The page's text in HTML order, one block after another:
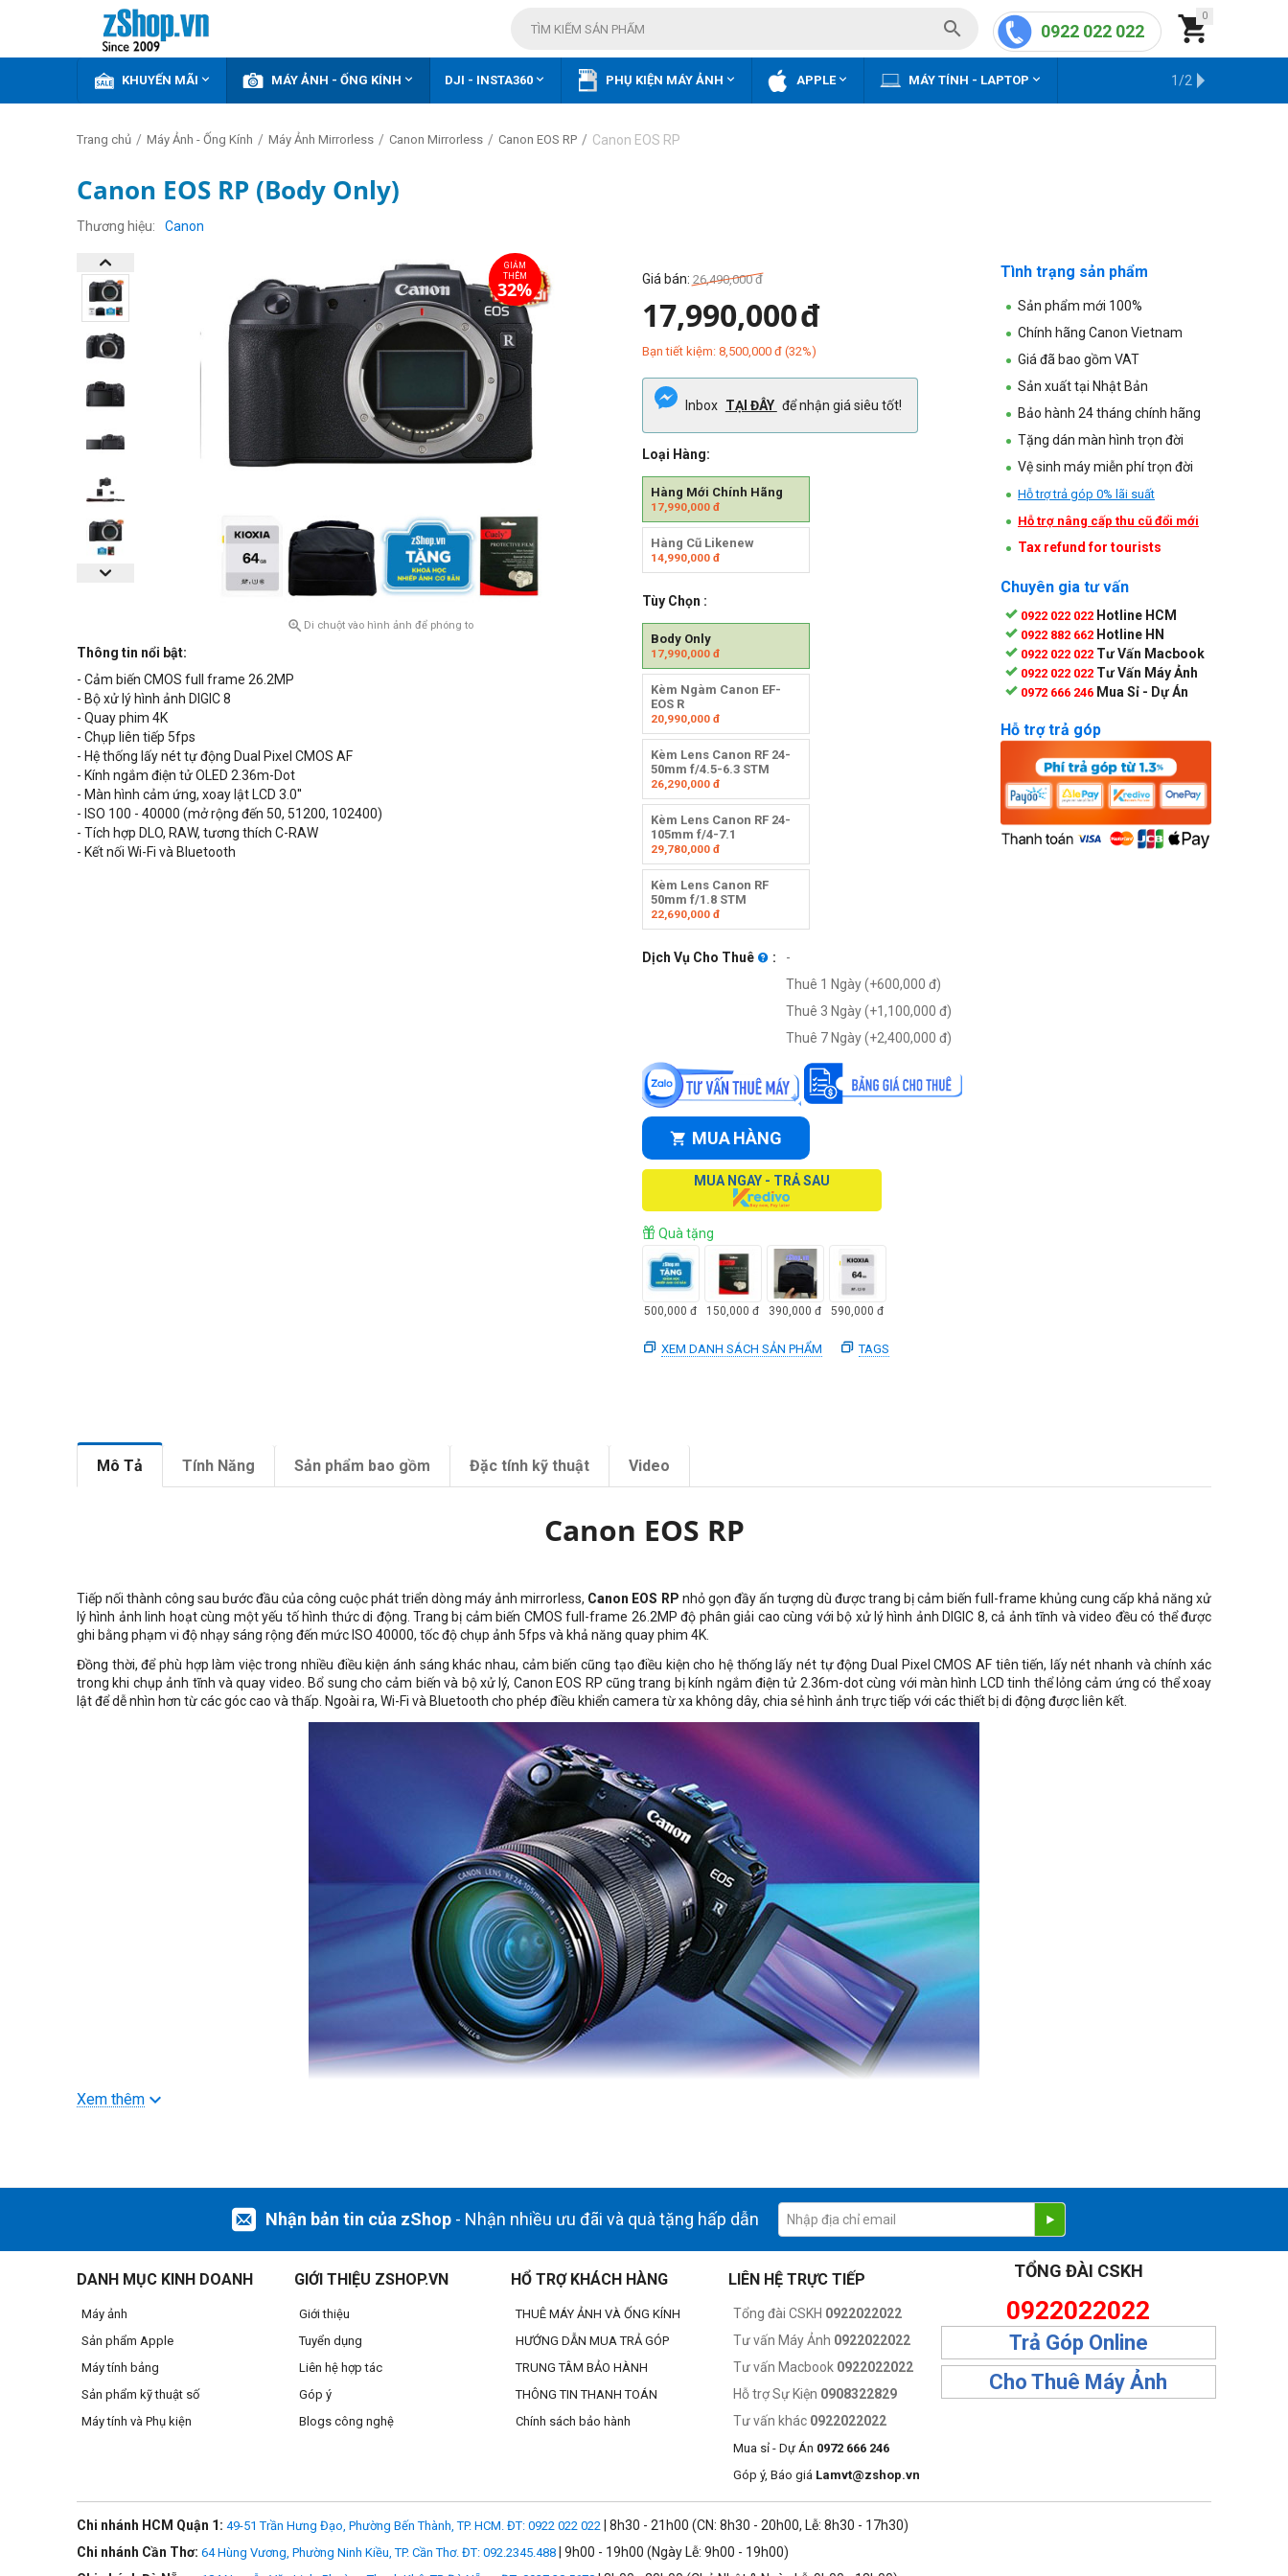
0

0922 022 022

KHUYẾN MÃI  MÁY ẢNH - ỐNG KÍNH  DJI - INSTA360  PHỤ KIỆN MÁY ẢNH  APPLE MÁY TÍNH - LAPTOP  KHO HÀNG CŨ
1/2
Trang chủ / Máy Ảnh - Ống Kính / Máy Ảnh Mirrorless / Canon Mirrorless / Canon EOS RP / Canon EOS RP
Canon EOS RP (Body Only)
Thương hiệu Canon
 Di chuột vào hình ảnh để phóng to
Thông tin nổi bật:
- Cảm biến CMOS full frame 26.2MP
- Bộ xử lý hình ảnh DIGIC 8
- Quay phim 4K
- Chụp liên tiếp 5fps
- Hệ thống lấy nét tự động Dual Pixel CMOS AF
- Kính ngắm điện tử OLED 2.36m-Dot
- Màn hình cảm ứng, xoay lật LCD 3.0''
- ISO 100 - 40000 (mở rộng đến 50, 51200, 102400)
- Tích hợp DLO, RAW, tương thích C-RAW
- Kết nối Wi-Fi và Bluetooth
Giá bán: 26,490,000 đ
17,990,000đ
Bạn tiết kiệm: 8,500,000đ(32%)
Inbox TẠI ĐÂY để nhận giá siêu tốt!
Loại Hàng:
Hàng Mới Chính Hãng
17,990,000đ
Hàng Cũ Likenew
14,990,000đ
Tùy Chọn :
Body Only
17,990,000đ
Kèm Ngàm Canon EF-
EOS R
20,990,000đ
Kèm Lens Canon RF 24-
50mm f/4.5-6.3 STM
26,290,000đ
Kèm Lens Canon RF 24-
105mm f/4-7.1
29,780,000đ
Kèm Lens Canon RF
50mm f/1.8 STM
22,690,000đ
Dịch Vụ Cho Thuê :
-
Thuê 1 Ngày (+600,000 đ)
Thuê 3 Ngày (+1,100,000 đ)
Thuê 7 Ngày (+2,400,000 đ)
MUA HÀNG
MUA NGAY - TRẢ SAU
Quà tặng
500,000 đ 150,000 đ 390,000 đ 590,000 đ
XEM DANH SÁCH SẢN PHẨM TAGS
Tình trạng sản phẩm
Sản phẩm mới 100%
Chính hãng Canon Vietnam
Giá đã bao gồm VAT
Sản xuất tại Nhật Bản
Bảo hành 24 tháng chính hãng
Tặng dán màn hình trọn đời
Vệ sinh máy miễn phí trọn đời
Hỗ trợ trả góp 0% lãi suất
Hỗ trợ nâng cấp thu cũ đổi mới
Tax refund for tourists
Chuyên gia tư vấn
0922 022 022 Hotline HCM
0922 882 662 Hotline HN
0922 022 022 Tư Vấn Macbook
0922 022 022 Tư Vấn Máy Ảnh
0972 666 246 Mua Sỉ - Dự Án
Hỗ trợ trả góp
Mô Tả Tính Năng Sản phẩm bao gồm Đặc tính kỹ thuật Video
Canon EOS RP
Tiếp nối thành công sau bước đầu của công cuộc phát triển dòng máy ảnh mirrorless, Canon EOS RP nhỏ gọn đầy ấn tượng dù được trang bị cảm biến full-frame khủng cung cấp khả năng xử
lý hình ảnh linh hoạt cùng một yếu tố hình thức di động. Trang bị cảm biến CMOS full-frame 26.2MP độ phân giải cao cùng với bộ xử lý hình ảnh DIGIC 8, cả ảnh tĩnh và video đều có thể được
ghi bằng phạm vi độ nhạy sáng rộng đến mức ISO 40000, tốc độ chụp ảnh 5fps và khả năng quay phim 4K.
Đồng thời, để phù hợp làm việc trong nhiều điều kiện ánh sáng khác nhau, cảm biến cũng tạo điều kiện cho hệ thống lấy nét tự động Dual Pixel CMOS AF tiên tiến, lấy nét nhanh và chính xác
trong khi chụp ảnh tĩnh và quay video. Bổ sung cho cảm biến và bộ xử lý, Canon EOS RP cũng trang bị kính ngắm điện tử 2.36m-dot cùng với màn hình LCD tinh thể lỏng cảm ứng có thể xoay
lật để dễ nhìn hơn từ các góc cao và thấp. Ngoài ra, Wi-Fi và Bluetooth cho phép điều khiển camera từ xa không dây, chia sẻ hình ảnh trực tiếp với các thiết bị di động được liên kết.
EOS RP có ngàm ống kính RF, đặc trưng của ngàm này là đường kính 54mm và khoảng cách vành sau 20mm, mở ra khả năng thiết kế các ống kính vừa nhanh vừa nhỏ hơn so với các ống SLR
tương đương. Ngàm kết hợp hệ thống giao tiếp điện tử 12-pin cho các khả năng lấy lét tự động và ổn định hình ảnh xuất sắc hơn. Thiết kế ngàm đồng thời tương thích hoàn toàn với các ống
kính ngàm EF hoặc EF-S có sẵn thông qua ngàm chuyển EF-EOS R.
Xem thêm
Nhận bản tin của zShop - Nhận nhiều ưu đãi và quà tặng hấp dẫn
DANH MỤC KINH DOANH
Máy ảnh
Sản phẩm Apple
Máy tính bảng
Sản phẩm kỹ thuật số
Máy tính và Phụ kiện
GIỚI THIỆU ZSHOP.VN
Giới thiệu
Tuyển dụng
Liên hệ hợp tác
Góp ý
Blogs công nghệ
HỔ TRỢ KHÁCH HÀNG
THUÊ MÁY ẢNH VÀ ỐNG KÍNH
HƯỚNG DẪN MUA TRẢ GÓP
TRUNG TÂM BẢO HÀNH
THÔNG TIN THANH TOÁN
Chính sách bảo hành
LIÊN HỆ TRỰC TIẾP
Tổng đài CSKH 0922022022
Tư vấn Máy Ảnh 0922022022
Tư vấn Macbook 0922022022
Hỗ trợ Sự Kiện 0908322829
Tư vấn khác 0922022022
Mua sỉ - Dự Án 0972 666 246
Góp ý, Báo giá Lamvt@zshop.vn
TỔNG ĐÀI CSKH
0922022022
Trả Góp Online
Cho Thuê Máy Ảnh
Chi nhánh HCM Quận 1: 49-51 Trần Hưng Đạo, Phường Bến Thành, TP. HCM. ĐT: 0922 022 022 | 8h30 - 21h00 (CN: 8h30 - 20h00, Lễ: 8h30 - 17h30)
Chi nhánh Cần Thơ: 64 Hùng Vương, Phường Ninh Kiều, TP. Cần Thơ. ĐT: 092.2345.488 | 9h00 - 19h00 (Ngày Lễ: 9h00 - 19h00)